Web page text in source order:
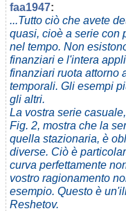
faa1947:
...Tutto ciò che avete
quasi, cioè a serie con
nel tempo. Non
finanziari e l'intera
finanziari ruota attorno
temporali. Gli esempi
gli altri.
La vostra serie
Fig. 2, mostra che la
quella stazionaria, è
diverse. Ciò è
curva perfettamente
vostro ragionamento
esempio. Questo è
Reshetov.